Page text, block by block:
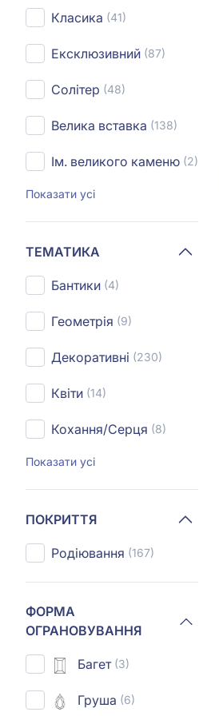
Класика (41)
Ексклюзивний (87)
Солітер (48)
Велика вставка (138)
Ім. великого каменю (2)
Показати усі
ТЕМАТИКА
Бантики (4)
Геометрія (9)
Декоративні (230)
Квіти (14)
Кохання/Серця (8)
Показати усі
ПОКРИТТЯ
Родіювання (167)
ФОРМА
ОГРАНОВУВАННЯ
Багет (3)
Груша (6)